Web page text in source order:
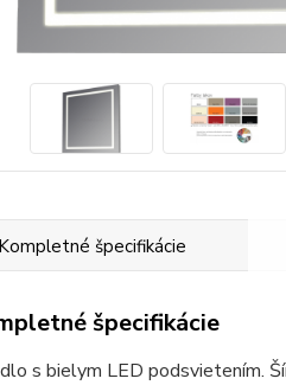
Kompletné špecifikácie
špecifikácie
s bielym LED podsvietením.